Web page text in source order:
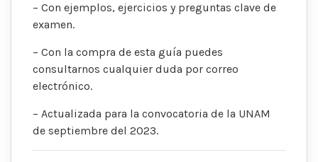
– Con ejemplos, ejercicios y preguntas clave de
examen.
– Con la compra de esta guía puedes
consultarnos cualquier duda por correo
electrónico.
– Actualizada para la convocatoria de la UNAM
de septiembre del 2023.